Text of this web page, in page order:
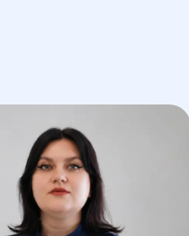
После сбора
психиатр
точного